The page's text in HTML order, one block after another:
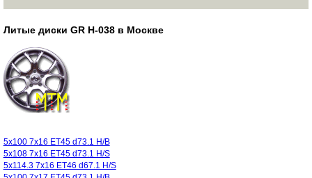
Литые диски GR H-038 в Москве
5x100 7x16 ET45 d73.1 H/B
5x108 7x16 ET45 d73.1 H/S
5x114.3 7x16 ET46 d67.1 H/S